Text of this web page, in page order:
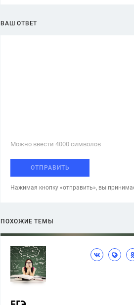
ВАШ ОТВЕТ
Можно ввести 4000 cимволов
ОТПРАВИТЬ
Нажимая кнопку «отправить», вы
ПОХОЖИЕ ТЕМЫ